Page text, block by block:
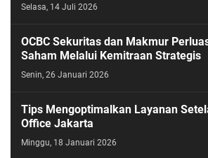
Selasa, 14 Juli 2026
OCBC Sekuritas dan Makmur
Saham Melalui Kemitraan Strategis
Senin, 26 Januari 2026
Tips Mengoptimalkan Layanan
Office Jakarta
Minggu, 18 Januari 2026